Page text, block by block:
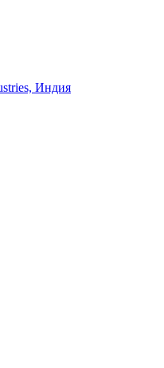
Индия